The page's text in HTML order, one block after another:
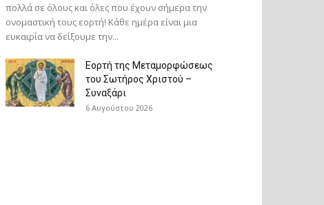
πολλά σε όλους και όλες που έχουν σήμερα την
ονομαστική τους εορτή! Κάθε ημέρα είναι μια
ευκαιρία να δείξουμε την...
Εορτή της Μεταμορφώσεως
του Σωτήρος Χριστού –
Συναξάρι
6 Αυγούστου 2026